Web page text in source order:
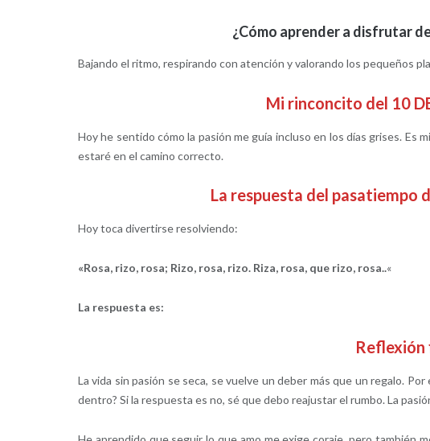
¿Cómo aprender a disfrutar
Bajando el ritmo, respirando con atención y valorando los pequeños
Mi rinconcito del 10
Hoy he sentido cómo la pasión me guía incluso en los días grises. Es
estaré en el camino correcto.
La respuesta del pasatiempo
Hoy toca divertirse resolviendo:
«Rosa, rizo, rosa; Rizo, rosa, rizo. Riza, rosa, que rizo, rosa..«
La respuesta es:
Reflexión
La vida sin pasión se seca, se vuelve un deber más que un regalo.
dentro? Si la respuesta es no, sé que debo reajustar el rumbo. La